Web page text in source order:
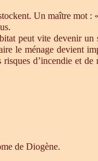
Un maître mot :
peut vite devenir
le ménage devient
d’incendie et de
de Diogène.